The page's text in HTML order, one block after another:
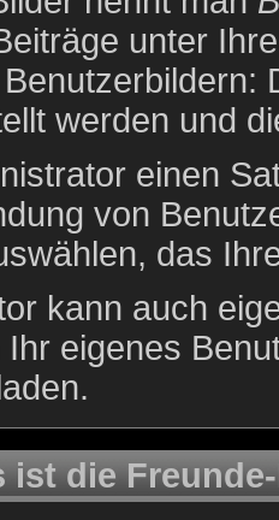
unter
werden und
einen
von
das
kann auch
eigenes
ist die